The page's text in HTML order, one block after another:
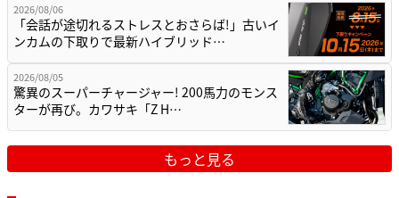
2026/08/06
「会話が途切れるストレスとおさらば!」古いイ
ンカムの下取りで最新ハイブリッド…
2026/08/05
驚異のスーパーチャージャー! 200馬力のモンス
ターが再び。カワサキ「Z H…
もっと見る